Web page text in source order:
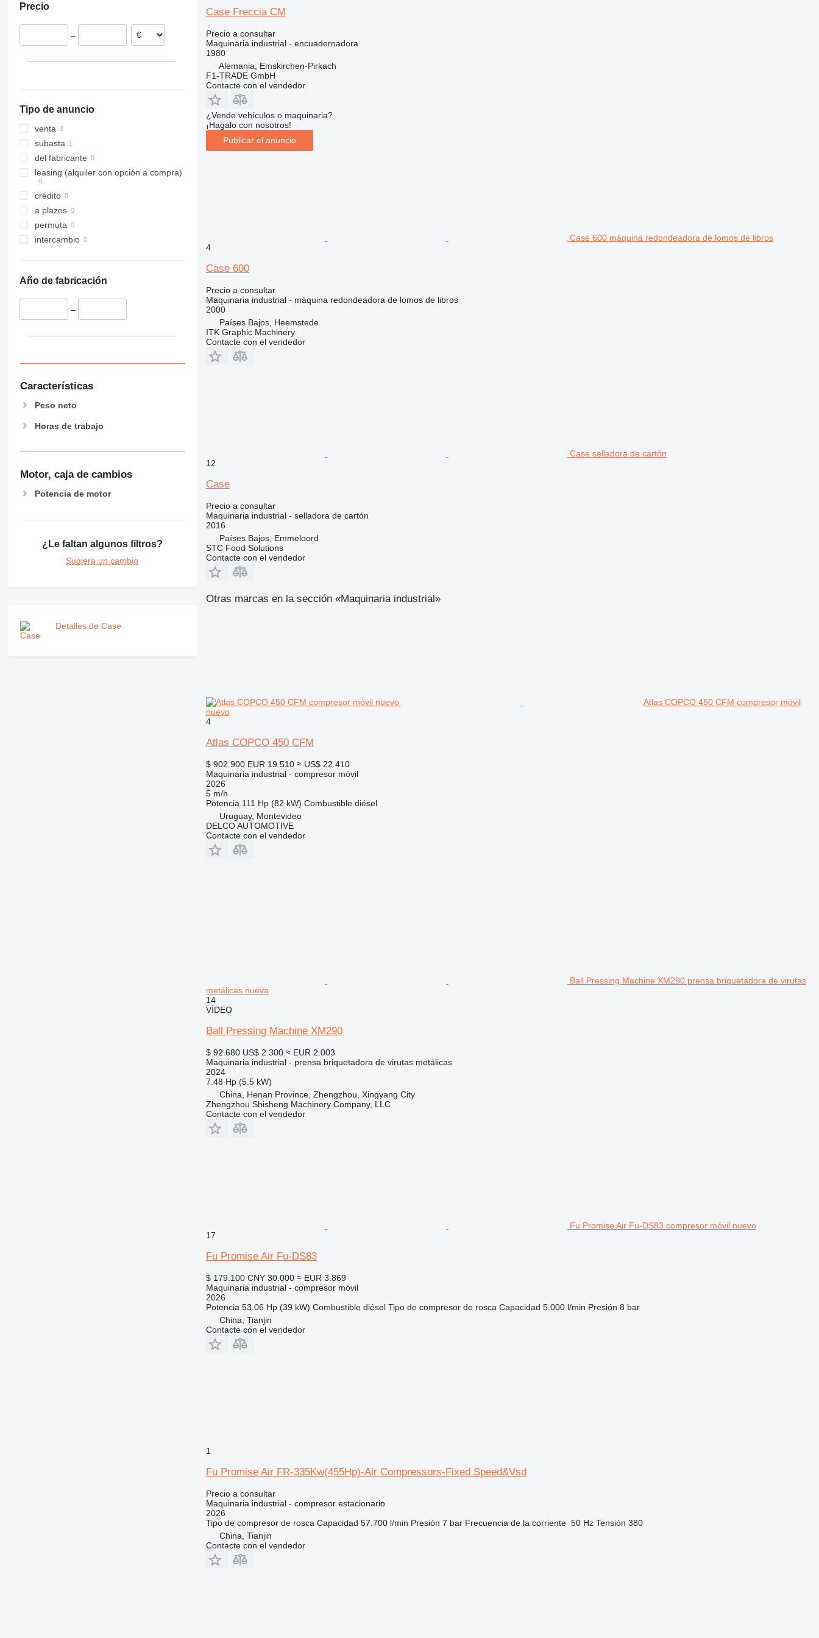
Precio
–
Tipo de anuncio
venta
subasta
del fabricante
leasing (alquiler con opción a compra)
crédito
a plazos
permuta
intercambio
Año de fabricación
–
Características
Peso neto
Horas de trabajo
Motor, caja de cambios
Potencia de motor
¿Le faltan algunos filtros?
Sugiera un cambio
Detalles de Case
Case Freccia CM
Precio a consultar
Maquinaria industrial - encuadernadora
1980
Alemania, Emskirchen-Pirkach
F1-TRADE GmbH
Contacte con el vendedor
¿Vende vehículos o maquinaria?
¡Hagalo con nosotros!
Publicar el anuncio
Case 600 máquina redondeadora de lomos de libros
4
Case 600
Precio a consultar
Maquinaria industrial - máquina redondeadora de lomos de libros
2000
Países Bajos, Heemstede
ITK Graphic Machinery
Contacte con el vendedor
Case selladora de cartón
12
Case
Precio a consultar
Maquinaria industrial - selladora de cartón
2016
Países Bajos, Emmeloord
STC Food Solutions
Contacte con el vendedor
Otras marcas en la sección «Maquinaria industrial»
Atlas COPCO 450 CFM compresor móvil
nuevo
4
Atlas COPCO 450 CFM
$ 902.900 EUR 19.510 ≈ US$ 22.410
Maquinaria industrial - compresor móvil
2026
5 m/h
Potencia 111 Hp (82 kW) Combustible diésel
Uruguay, Montevideo
DELCO AUTOMOTIVE
Contacte con el vendedor
Ball Pressing Machine XM290 prensa briquetadora de virutas
metálicas nueva
14
VÍDEO
Ball Pressing Machine XM290
$ 92.680 US$ 2.300 ≈ EUR 2.003
Maquinaria industrial - prensa briquetadora de virutas metálicas
2024
7.48 Hp (5.5 kW)
China, Henan Province, Zhengzhou, Xingyang City
Zhengzhou Shisheng Machinery Company, LLC
Contacte con el vendedor
Fu Promise Air Fu-DS83 compresor móvil nuevo
17
Fu Promise Air Fu-DS83
$ 179.100 CNY 30.000 ≈ EUR 3.869
Maquinaria industrial - compresor móvil
2026
Potencia 53.06 Hp (39 kW) Combustible diésel Tipo de compresor de rosca Capacidad 5.000 l/min Presión 8 bar
China, Tianjin
Contacte con el vendedor
1
Fu Promise Air FR-335Kw(455Hp)-Air Compressors-Fixed Speed&Vsd
Precio a consultar
Maquinaria industrial - compresor estacionario
2026
Tipo de compresor de rosca Capacidad 57.700 l/min Presión 7 bar Frecuencia de la corriente 50 Hz Tensión 380
China, Tianjin
Contacte con el vendedor